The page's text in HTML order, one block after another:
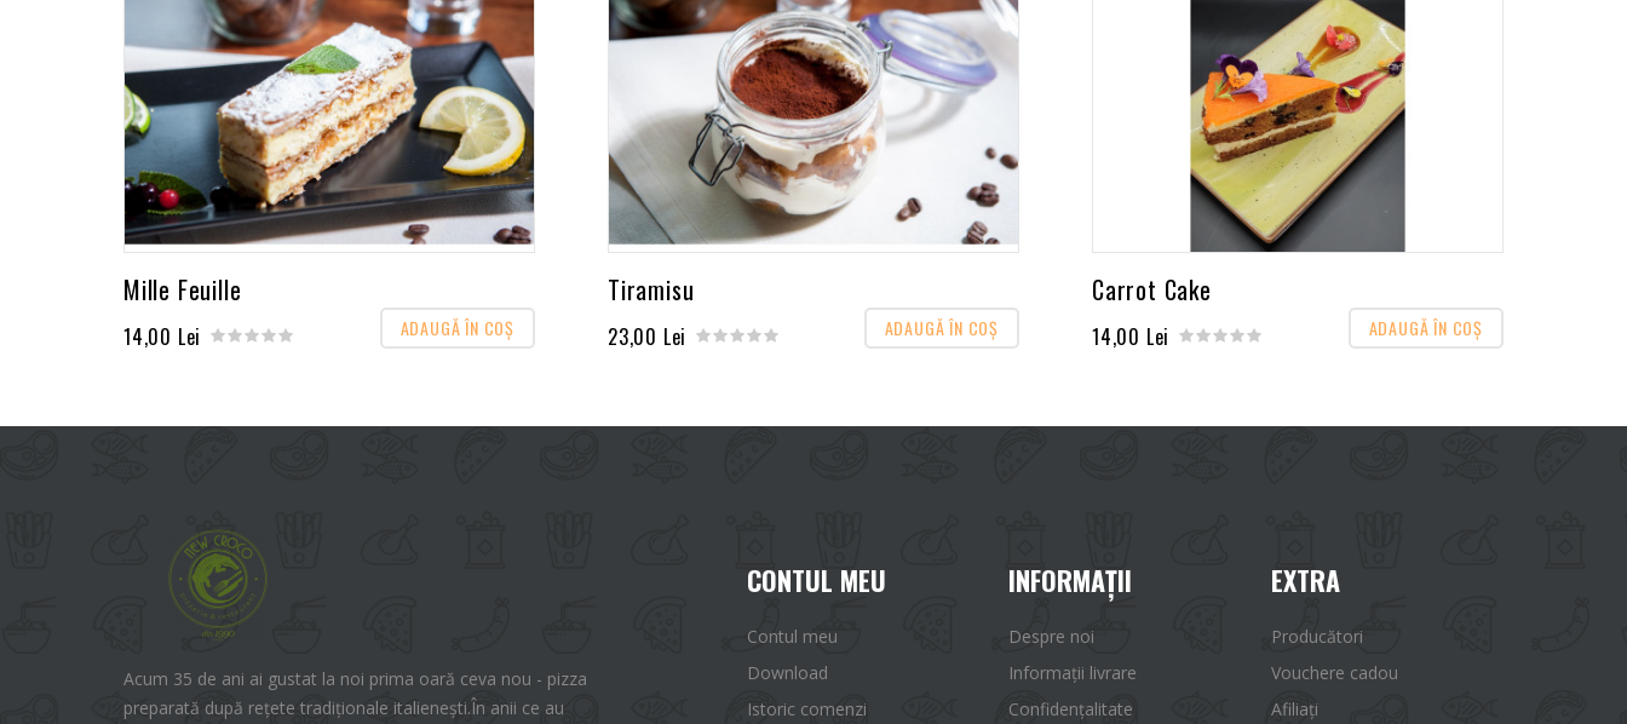
Mille Feuille
14,00 Lei ADAUGĂ ÎN COŞ
Tiramisu
23,00 Lei ADAUGĂ ÎN COŞ
Carrot Cake
14,00 Lei ADAUGĂ ÎN COŞ
Acum 35 de ani ai gustat la noi prima oară ceva nou - pizza
preparată după rețete tradiționale italienești.În anii ce au
CONTUL MEU
Contul meu
Download
Istoric comenzi
INFORMAŢII
Despre noi
Informații livrare
Confidențalitate
EXTRA
Producători
Vouchere cadou
Afiliaţi